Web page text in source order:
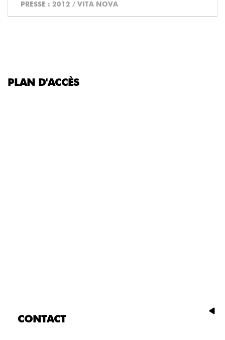
PRESSE : 2012 / VITA NOVA
PLAN D'ACCÈS
CONTACT